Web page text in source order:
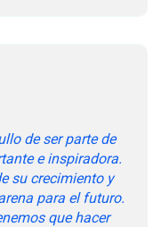
de ser parte de
e inspiradora.
su crecimiento y
para el futuro.
que hacer